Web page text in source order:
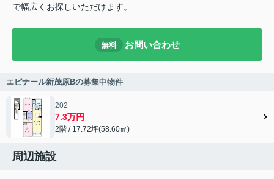
で幅広くお探しいただけます。
無料 お問い合わせ
エピナール新茂原Bの募集中物件
202
7.3万円
2階 / 17.72坪(58.60㎡)
周辺施設